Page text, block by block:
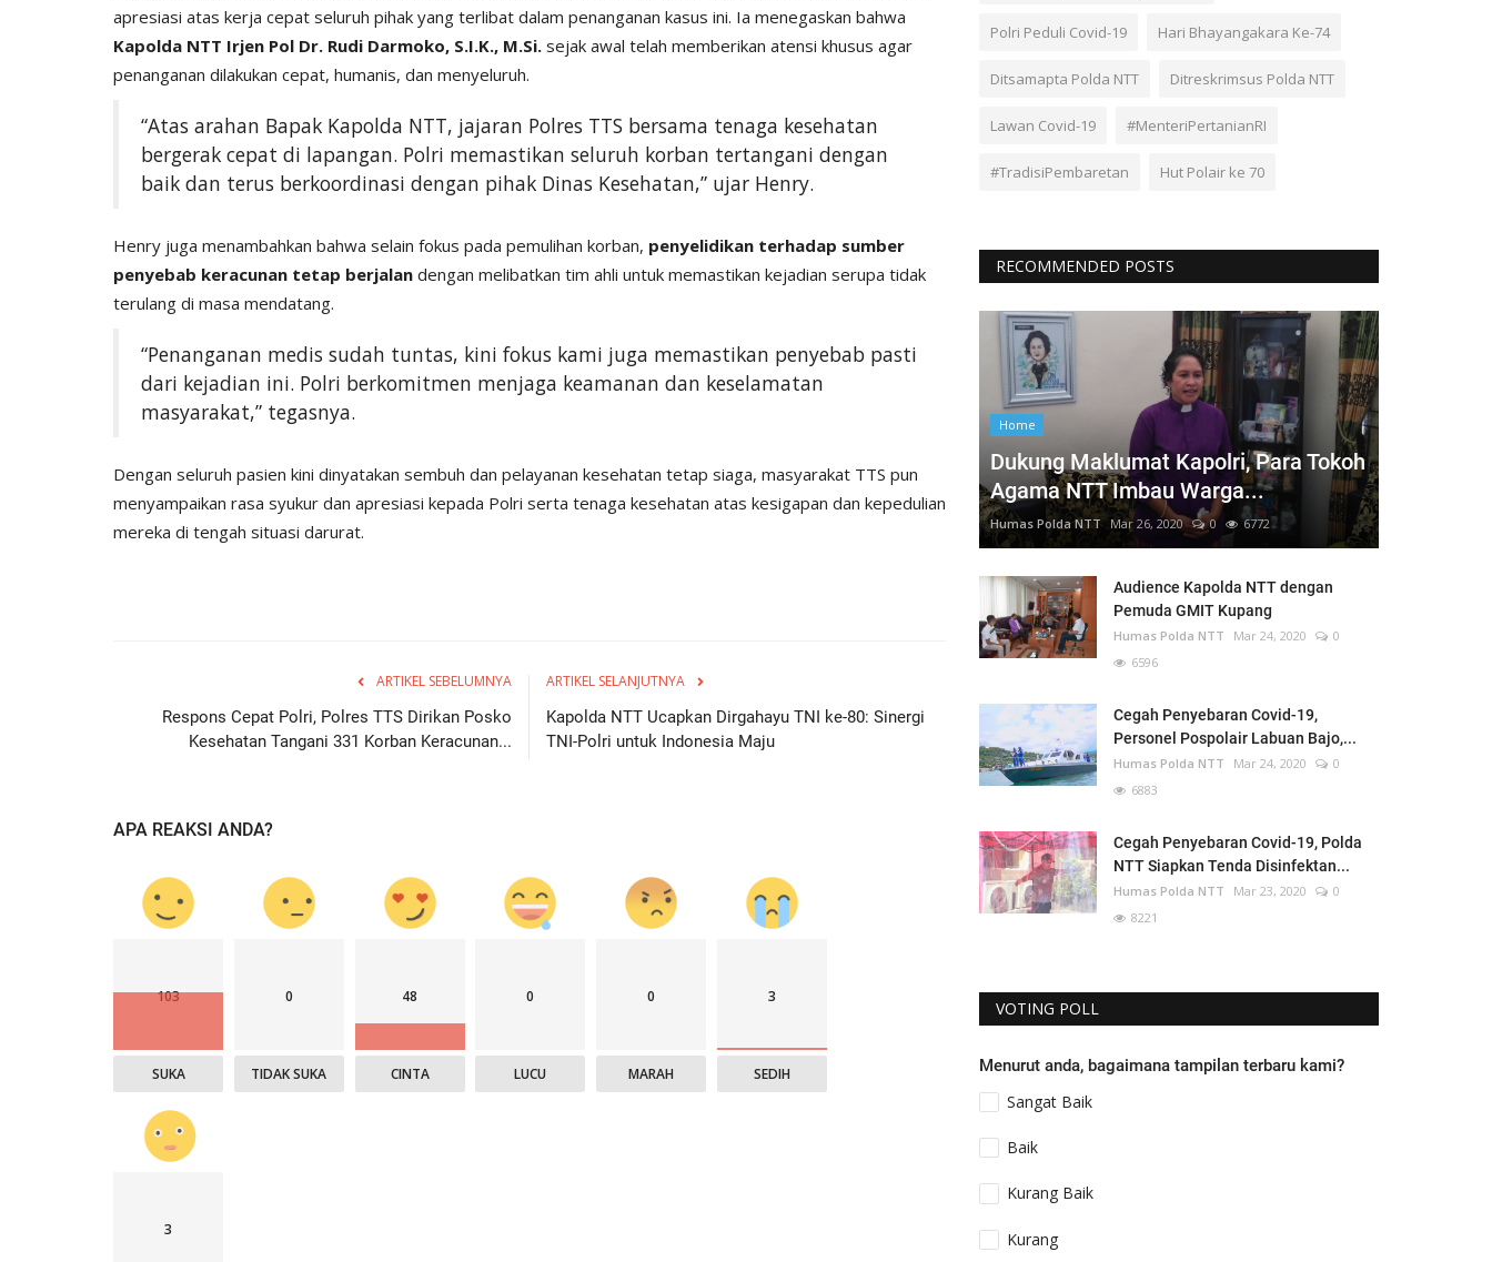
apresiasi atas kerja cepat seluruh pihak yang terlibat dalam penanganan kasus ini. Ia menegaskan bahwa
Kapolda NTT Irjen Pol Dr. Rudi Darmoko, S.I.K., M.Si. sejak awal telah memberikan atensi khusus agar
penanganan dilakukan cepat, humanis, dan menyeluruh.
“Atas arahan Bapak Kapolda NTT, jajaran Polres TTS bersama tenaga kesehatan
bergerak cepat di lapangan. Polri memastikan seluruh korban tertangani dengan
baik dan terus berkoordinasi dengan pihak Dinas Kesehatan,” ujar Henry.
Henry juga menambahkan bahwa selain fokus pada pemulihan korban, penyelidikan terhadap sumber
penyebab keracunan tetap berjalan dengan melibatkan tim ahli untuk memastikan kejadian serupa tidak
terulang di masa mendatang.
“Penanganan medis sudah tuntas, kini fokus kami juga memastikan penyebab pasti
dari kejadian ini. Polri berkomitmen menjaga keamanan dan keselamatan
masyarakat,” tegasnya.
Dengan seluruh pasien kini dinyatakan sembuh dan pelayanan kesehatan tetap siaga, masyarakat TTS pun
menyampaikan rasa syukur dan apresiasi kepada Polri serta tenaga kesehatan atas kesigapan dan kepedulian
mereka di tengah situasi darurat.
ARTIKEL SEBELUMNYA
Respons Cepat Polri, Polres TTS Dirikan Posko
Kesehatan Tangani 331 Korban Keracunan...
ARTIKEL SELANJUTNYA
Kapolda NTT Ucapkan Dirgahayu TNI ke-80: Sinergi
TNI-Polri untuk Indonesia Maju
APA REAKSI ANDA?
103
SUKA
0
TIDAK SUKA
48
CINTA
0
LUCU
0
MARAH
3
SEDIH
3
Polri Peduli Covid-19 Hari Bhayangakara Ke-74
Ditsamapta Polda NTT Ditreskrimsus Polda NTT
Lawan Covid-19 #MenteriPertanianRI
#TradisiPembaretan Hut Polair ke 70
RECOMMENDED POSTS
Home
Dukung Maklumat Kapolri, Para Tokoh
Agama NTT Imbau Warga...
Humas Polda NTT Mar 26, 2020 0 6772
Audience Kapolda NTT dengan
Pemuda GMIT Kupang
Humas Polda NTT Mar 24, 2020
0
6596
Cegah Penyebaran Covid-19,
Personel Pospolair Labuan Bajo,...
Humas Polda NTT Mar 24, 2020
0
6883
Cegah Penyebaran Covid-19, Polda
NTT Siapkan Tenda Disinfektan...
Humas Polda NTT Mar 23, 2020
0
8221
VOTING POLL
Menurut anda, bagaimana tampilan terbaru kami?
Sangat Baik
Baik
Kurang Baik
Kurang